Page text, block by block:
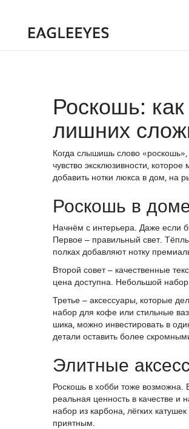
Роскошь:
лишних
Когда слышишь слово
чувство эксклюзивности,
добавить нотки люкса в дом, на
Роскошь в
Начнём с интерьера. Даже если
Первое – правильный свет.
полках добавляют нотку
Второй совет – качественные
цена доступна. Небольшой
Третье – аксессуары, которые
набор для кофе или стильные
шика, можно инвестировать в
детали оставить более
Элитные
Роскошь в хобби тоже возможна.
реальная ценность в качестве и
набор из карбона, лёгких
приятным.